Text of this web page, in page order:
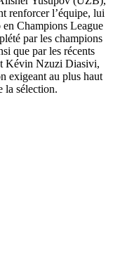
renforcer l’équipe, lui
Champions League
par les champions
que par les récents
Kévin Nzuzi Diasivi,
exigeant au plus haut
la sélection.